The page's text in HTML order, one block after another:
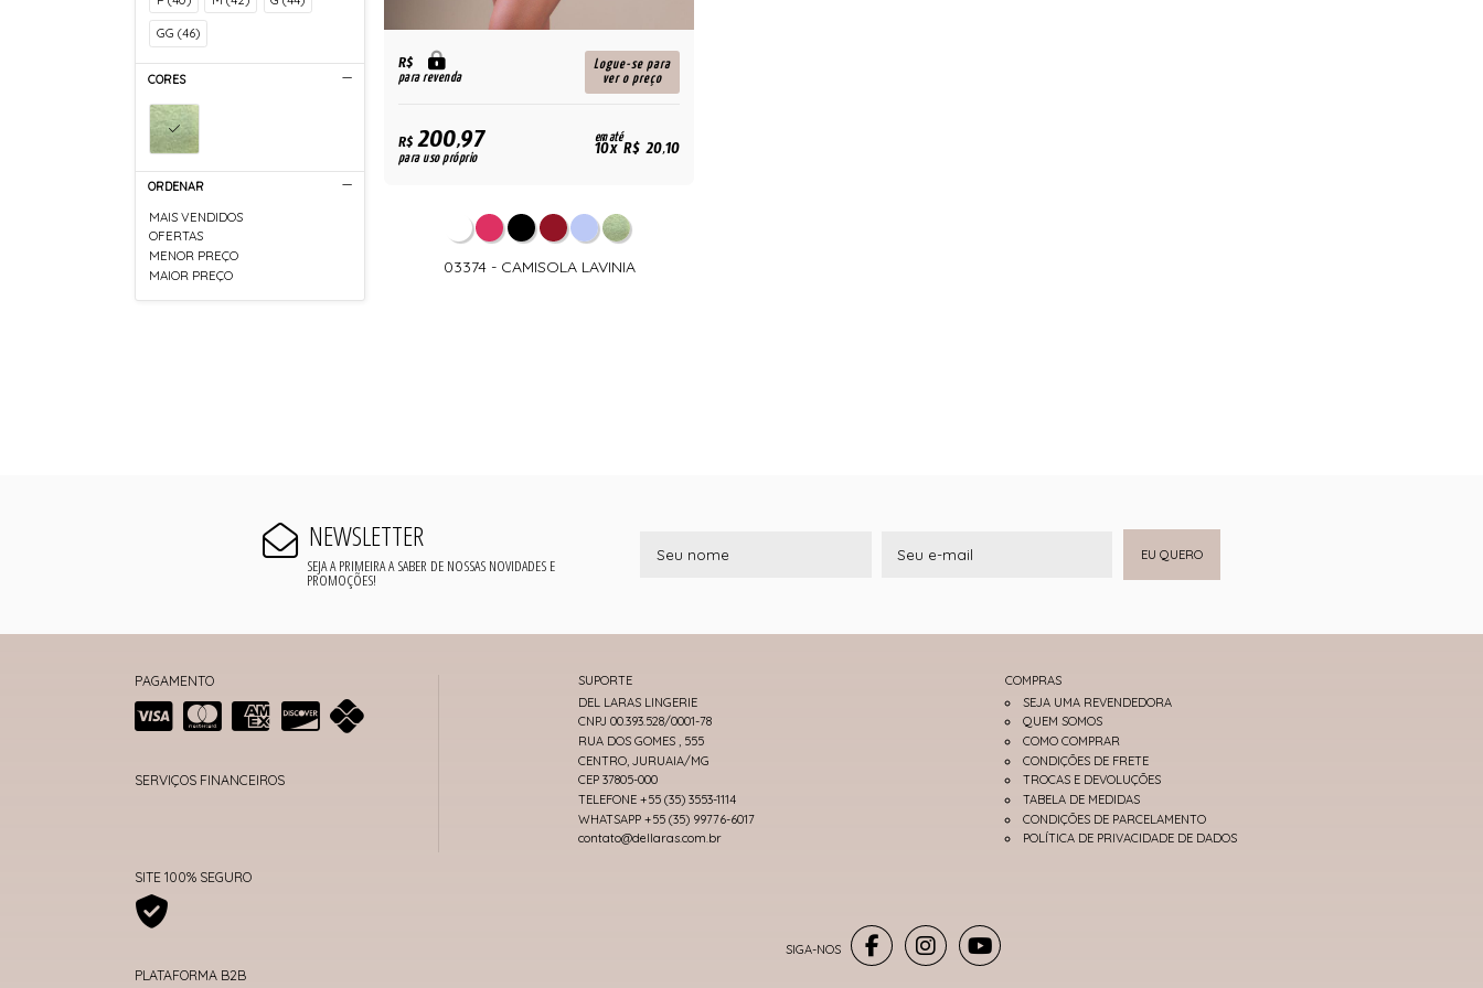
GG (46)
CORES
ORDENAR
MAIS VENDIDOS
OFERTAS
MENOR PREÇO
MAIOR PREÇO
R$
para revenda
Logue-se para
ver o preço
R$200,97
para uso próprio
em até
10x R$ 20,10
03374 - CAMISOLA LAVINIA
NEWSLETTER
SEJA A PRIMEIRA A SABER DE NOSSAS NOVIDADES E
PROMOÇÕES!
EU QUERO
PAGAMENTO
SERVIÇOS FINANCEIROS
SITE 100% SEGURO
PLATAFORMA B2B
SUPORTE
DEL LARAS LINGERIE
CNPJ 00.393.528/0001-78
RUA DOS GOMES , 555
CENTRO, JURUAIA/MG
CEP 37805-000
TELEFONE +55 (35) 3553-1114
WHATSAPP +55 (35) 99776-6017
contato@dellaras.com.br
COMPRAS
SEJA UMA REVENDEDORA
QUEM SOMOS
COMO COMPRAR
CONDIÇÕES DE FRETE
TROCAS E DEVOLUÇÕES
TABELA DE MEDIDAS
CONDIÇÕES DE PARCELAMENTO
POLÍTICA DE PRIVACIDADE DE DADOS